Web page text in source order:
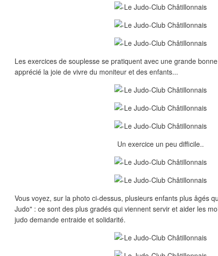
Les exercices de souplesse se pratiquent avec une grande
apprécié la joie de vivre du moniteur et des enfants...
Un exercice un peu difficile..
Vous voyez, sur la photo ci-dessus, plusieurs enfants plus âgés
Judo" : ce sont des plus gradés qui viennent servir et aider les
judo demande entraide et solidarité.